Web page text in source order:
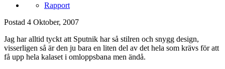
Rapport
Postad 4 Oktober, 2007
Jag har alltid tyckt att Sputnik har så stilren och snygg design,
visserligen så är den ju bara en liten del av det hela som krävs för att
få upp hela kalaset i omloppsbana men ändå.